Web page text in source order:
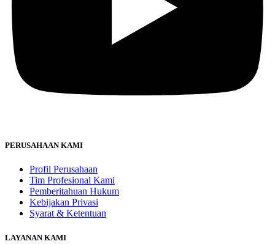
PERUSAHAAN KAMI
Profil Perusahaan
Tim Profesional Kami
Pemberitahuan Hukum
Kebijakan Privasi
Syarat & Ketentuan
LAYANAN KAMI